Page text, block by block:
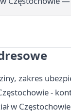
zakres
-
w